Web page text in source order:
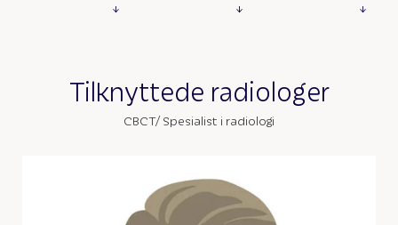
Tilknyttede radiologer
CBCT/ Spesialist i radiologi